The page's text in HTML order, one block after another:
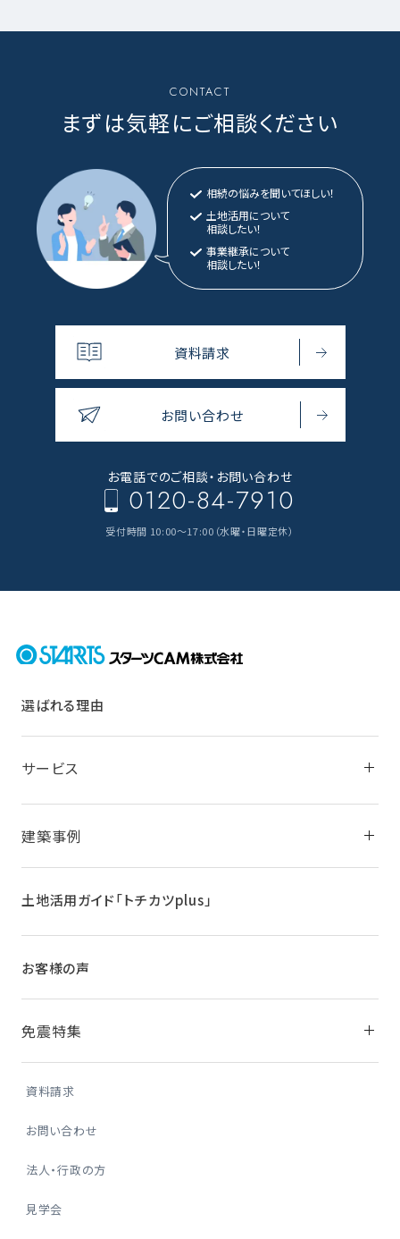
CONTACT
まずは気軽にご相談ください
相続の悩みを聞いてほしい！
土地活用について
相談したい！
事業継承について
相談したい！
資料請求
お問い合わせ
お電話でのご相談・ お問い合わせ
0120-84-7910
受付時間 10:00～17:00（水曜・日曜定休）
選ばれる理由
サービス
建築事例
土地活用ガイド「トチカツplus」
お客様の声
免震特集
資料請求
お問い合わせ
法人・行政の方
見学会